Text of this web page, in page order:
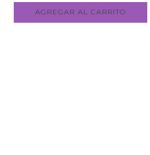
AGREGAR AL CARRITO